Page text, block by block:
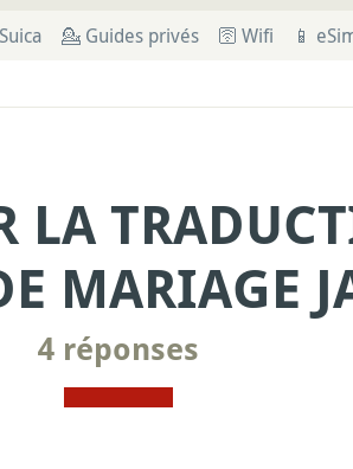
💁 Guides privés 🛜 Wifi 📱
LA
MARIAGE
4 réponses